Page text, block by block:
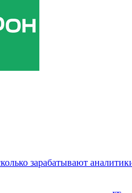
зарабатывают